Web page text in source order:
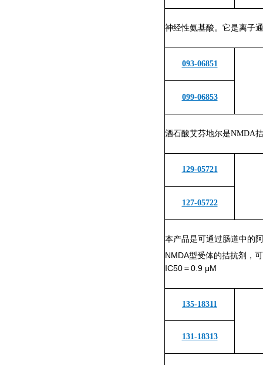
神经性氨基酸。它是离子
093-06851
099-06853
酒石酸艾芬地尔是NMDA
129-05721
127-05722
本产品是可通过肠道中的
NMDA型受体的拮抗剂，
IC50＝0.9 μM
135-18311
131-18313